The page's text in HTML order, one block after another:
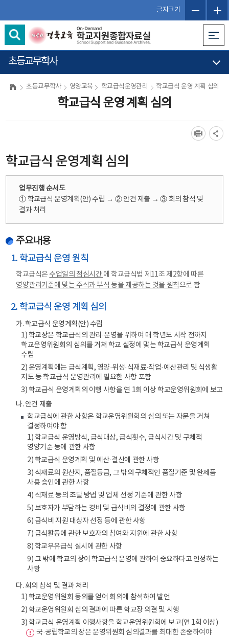
글자크기
초등교무학사
초등교무학사 영양교육 학교급식운영관리 학교급식 운영 계획 심의
학교급식 운영 계획 심의
학교급식 운영계획 심의
업무진행 순서도
① 학교급식 운영계획(안) 수립 → ② 안건 제출 → ③ 회의 참석 및
결과 처리
주요내용
1. 학교급식 운영 원칙
학교급식은수업일의 점심시간 에 학교급식법 제11조 제2항에 따른
영양관리기준에 맞는 주식과 부식 등을 제공하는 것을 원칙으로 함
2. 학교급식 운영 계획 심의
가. 학교급식 운영계획(안) 수립
1) 학교장은 학교급식의 관리·운영을 위하여 매 학년도 시작 전까지
학교운영위원회의 심의를 거쳐 학교 실정에 맞는 학교급식 운영계획
수립
2) 운영계획에는 급식계획, 영양·위생·식재료·작업·예산관리 및 식생활
지도 등 학교급식 운영관리에 필요한 사항 포함
3) 학교급식 운영계획의 이행 사항을 연 1회 이상 학교운영위원회에 보고
나. 안건 제출
학교급식에 관한 사항은 학교운영위원회의 심의 또는 자문을 거쳐
결정하여야 함
1) 학교급식 운영방식, 급식대상, 급식횟수, 급식시간 및 구체적
영양기준 등에 관한 사항
2) 학교급식 운영계획 및 예산·결산에 관한 사항
3) 식재료의 원산지, 품질등급, 그 밖의 구체적인 품질기준 및 완제품
사용 승인에 관한 사항
4) 식재료 등의 조달 방법 및 업체 선정 기준에 관한 사항
5) 보호자가 부담하는 경비 및 급식비의 결정에 관한 사항
6) 급식비 지원 대상자 선정 등에 관한 사항
7) 급식활동에 관한 보호자의 참여와 지원에 관한 사항
8) 학교우유급식 실시에 관한 사항
9) 그 밖에 학교의 장이 학교급식 운영에 관하여 중요하다고 인정하는
사항
다. 회의 참석 및 결과 처리
1) 학교운영위원회 동의를 얻어 회의에 참석하여 발언
2) 학교운영위원회 심의 결과에 따른 학교장 의결 및 시행
3) 학교급식 운영계획 이행사항을 학교운영위원회에 보고(연 1회 이상)
국·공립학교의 장은 운영위원회 심의결과를 최대한 존중하여야